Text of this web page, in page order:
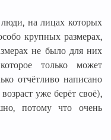
на лицах которых
крупных размерах,
не было для них
только может
отчётливо написано
уже берёт своё),
потому что очень